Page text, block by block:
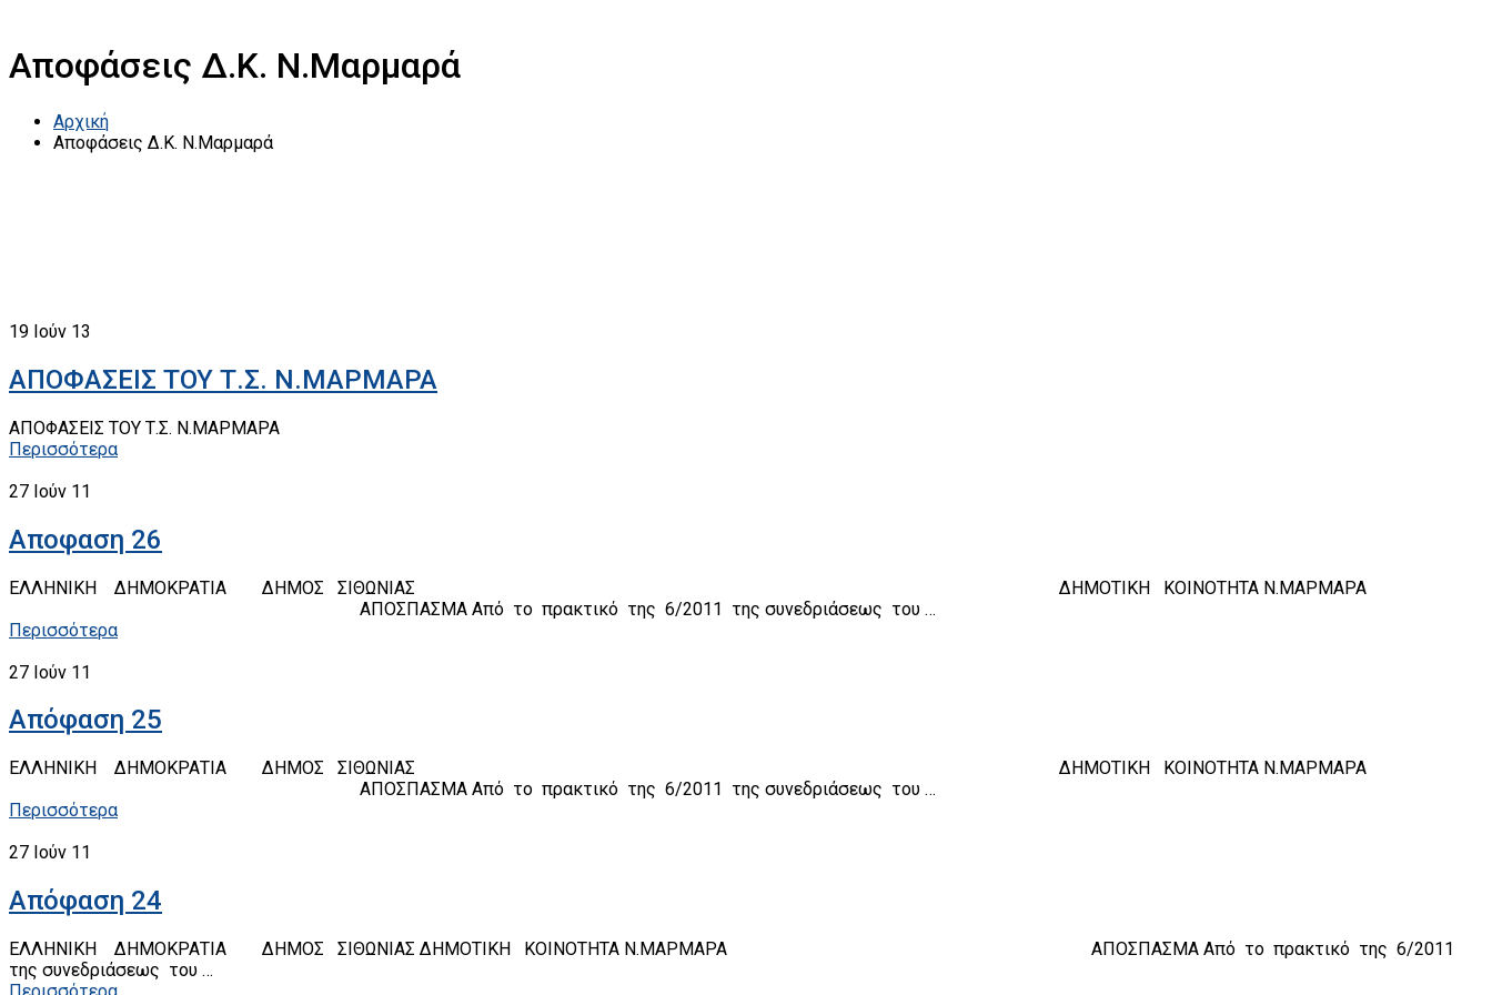
Αποφάσεις Δ.Κ. Ν.Μαρμαρά
Αρχική
Αποφάσεις Δ.Κ. Ν.Μαρμαρά
19 Ιούν 13
ΑΠΟΦΑΣΕΙΣ ΤΟΥ Τ.Σ. Ν.ΜΑΡΜΑΡΑ
ΑΠΟΦΑΣΕΙΣ ΤΟΥ Τ.Σ. Ν.ΜΑΡΜΑΡΑ
Περισσότερα
27 Ιούν 11
Αποφαση 26
ΕΛΛΗΝΙΚΗ ΔΗΜΟΚΡΑΤΙΑ ΔΗΜΟΣ ΣΙΘΩΝΙΑΣ ΔΗΜΟΤΙΚΗ ΚΟΙΝΟΤΗΤΑ Ν.ΜΑΡΜΑΡΑ
ΑΠΟΣΠΑΣΜΑ Από το πρακτικό της 6/2011 της συνεδριάσεως του …
Περισσότερα
27 Ιούν 11
Απόφαση 25
ΕΛΛΗΝΙΚΗ ΔΗΜΟΚΡΑΤΙΑ ΔΗΜΟΣ ΣΙΘΩΝΙΑΣ ΔΗΜΟΤΙΚΗ ΚΟΙΝΟΤΗΤΑ Ν.ΜΑΡΜΑΡΑ
ΑΠΟΣΠΑΣΜΑ Από το πρακτικό της 6/2011 της συνεδριάσεως του …
Περισσότερα
27 Ιούν 11
Απόφαση 24
ΕΛΛΗΝΙΚΗ ΔΗΜΟΚΡΑΤΙΑ ΔΗΜΟΣ ΣΙΘΩΝΙΑΣ ΔΗΜΟΤΙΚΗ ΚΟΙΝΟΤΗΤΑ Ν.ΜΑΡΜΑΡΑ ΑΠΟΣΠΑΣΜΑ Από το πρακτικό της 6/2011
της συνεδριάσεως του …